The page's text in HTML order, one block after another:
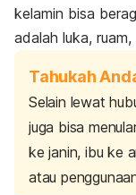
kelamin bisa
adalah luka,
Tahukah
Selain lewat
juga bisa
ke janin, ibu ke
atau